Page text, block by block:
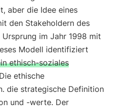
aber die Idee eines
den Stakeholdern des
im Jahr 1998 mit
Modell identifiziert
ethisch-soziales
ethische
die strategische Definition
und -werte. Der